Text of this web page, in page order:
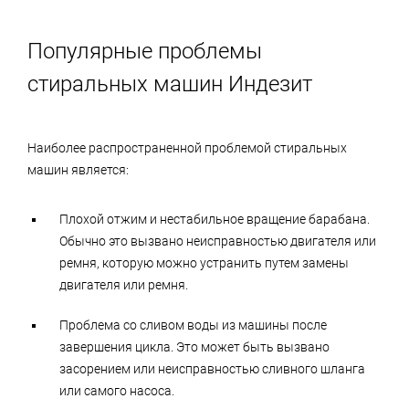
Популярные проблемы
стиральных машин Индезит
Наиболее распространенной проблемой стиральных
машин является:
Плохой отжим и нестабильное вращение барабана.
Обычно это вызвано неисправностью двигателя или
ремня, которую можно устранить путем замены
двигателя или ремня.
Проблема со сливом воды из машины после
завершения цикла. Это может быть вызвано
засорением или неисправностью сливного шланга
или самого насоса.